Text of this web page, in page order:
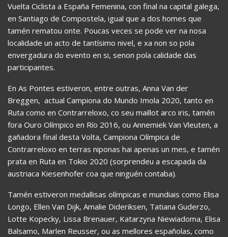
Vuelta Ciclista a España Femenina, con final na capital galega,
en Santiago de Compostela, igual que a dos homes que
tamén rematou onte. Poucas veces se pode ver na nosa
localidade un acto de tantísimo nivel, e xa non so pola
envergadura do evento en si, senon pola calidade das
participantes.
En As Pontes estiveron, entre outras, Anna Van der
Breggen, actual Campiona do Mundo Imola 2020, tanto en
Ruta como en Contrarreloxo, co seu maillot arco iris, tamén
fora Ouro Olímpico en Río 2016, ou Annemiek Van Vleuten, a
gañadora final desta Volta, Campiona Olímpica de
Contrarreloxo en terras niponas hai apenas un mes, e tamén
prata en Ruta en Tokio 2020 (sorprendeu a escapada da
austriaca Kiesenhofer coa que ninguén contaba).
Tamén estiveron medallisas olímpicas e mundiais como Elisa
Longo, Ellen Van Dijk, Amalie Dideriksen, Tatiana Guderzo,
Lotte Kopecky, Lissa Brenauer, Katarzyna Niewiadoma, Elisa
Balsamo, Marlen Reusser, ou as mellores españolas, como